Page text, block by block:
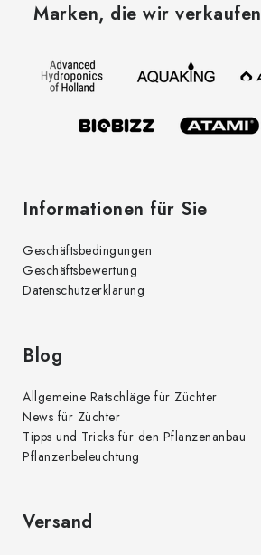
Marken, die wir verkaufen
Informationen für Sie
Geschäftsbedingungen
Geschäftsbewertung
Datenschutzerklärung
Blog
Allgemeine Ratschläge für Züchter
News für Züchter
Tipps und Tricks für den Pflanzenanbau
Pflanzenbeleuchtung
Versand